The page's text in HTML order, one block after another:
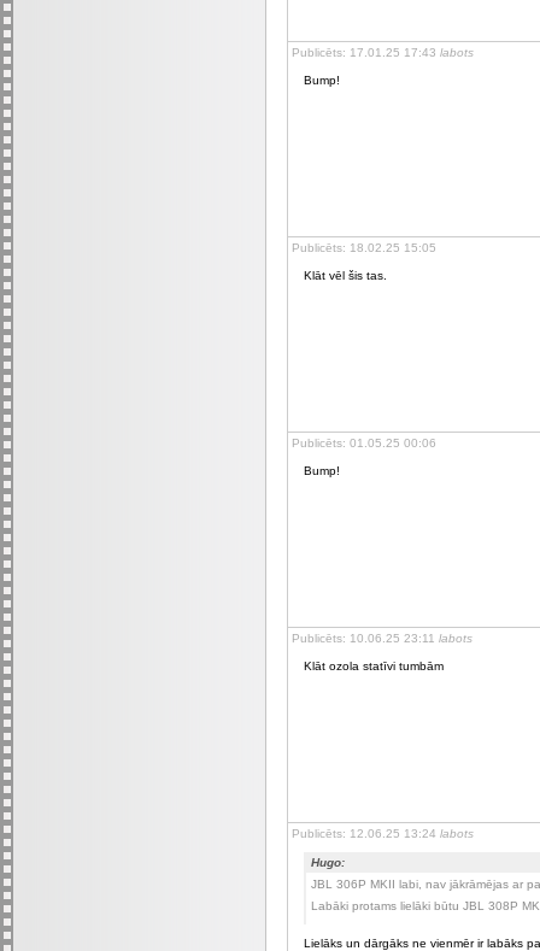
Publicēts: 17.01.25 17:43 labots
Bump!
Publicēts: 18.02.25 15:05
Klāt vēl šis tas.
Publicēts: 01.05.25 00:06
Bump!
Publicēts: 10.06.25 23:11 labots
Klāt ozola statīvi tumbām
Publicēts: 12.06.25 13:24 labots
Hugo:
JBL 306P MKII labi, nav jākrāmējas ar
Labāki protams lielāki būtu JBL 308P
Lielāks un dārgāks ne vienmēr ir labāks